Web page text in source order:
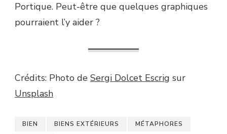
Portique. Peut-être que quelques graphiques
pourraient l’y aider ?
Crédits: Photo de Sergi Dolcet Escrig sur
Unsplash
BIEN BIENS EXTÉRIEURS MÉTAPHORES